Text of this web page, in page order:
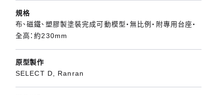
規格
布、磁鐵、塑膠製塗裝完成可動模型・無比例・附專用台座・
全高：約230mm
原型製作
SELECT D, Ranran